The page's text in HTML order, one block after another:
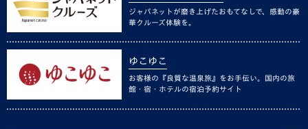
ジャパネットが磨き上げたおもてなしで、感動の豪
華クルーズ体験を。
ゆこゆこ
お客様の『良質な温泉旅』をお手伝い。国内の旅
館・宿・ホテルの宿泊予約サイト